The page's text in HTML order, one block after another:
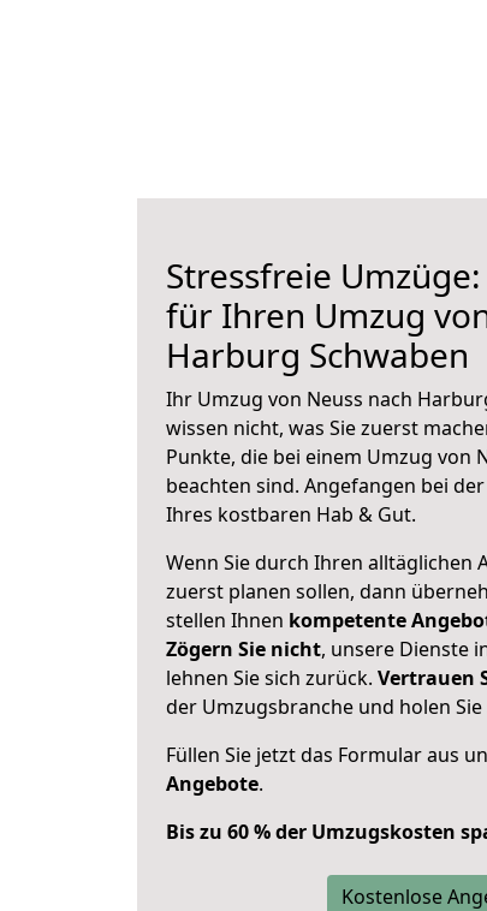
Stressfreie
für Ihren Umzug
Harburg Schwaben
Ihr Umzug von Neuss nach
wissen nicht, was Sie zuerst
Punkte, die bei einem Umzug von
beachten sind. Angefangen bei
Ihres kostbaren Hab & Gut.
Wenn Sie durch Ihren alltäglichen
zuerst planen sollen, dann
stellen Ihnen kompetente
Zögern Sie nicht, unsere Dienste
lehnen Sie sich zurück. Vertrauen
der Umzugsbranche und holen
Füllen Sie jetzt das Formular aus
Angebote.
Bis zu 60 % der Umzugskosten
Kostenlose